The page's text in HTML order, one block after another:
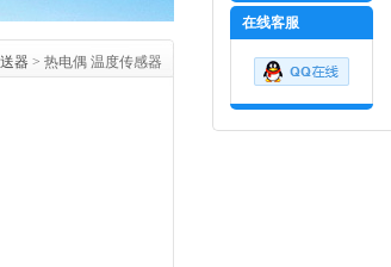
器 > 热电偶 温度传感器
在线客服